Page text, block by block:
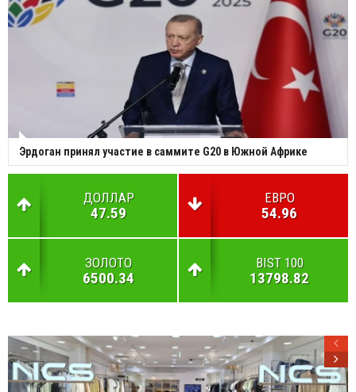
Эрдоган принял участие в саммите G20 в Южной Африке
ДОЛЛАР
47.59
ЕВРО
54.96
ЗОЛОТО
6500.34
BIST 100
13798.82